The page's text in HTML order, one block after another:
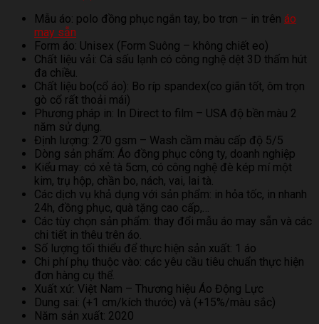
Mẫu áo: polo đồng phục ngắn tay, bo trơn – in trên áo
may sẵn
Form áo: Unisex (Form Suông – không chiết eo)
Chất liệu vải: Cá sấu lạnh có công nghệ dệt 3D thấm hút
đa chiều.
Chất liệu bo(cổ áo): Bo ríp spandex(co giãn tốt, ôm trọn
gò cổ rất thoải mái)
Phương pháp in: In Direct to film – USA độ bền màu 2
năm sử dụng.
Định lượng: 270 gsm – Wash cầm màu cấp độ 5/5
Dòng sản phẩm: Áo đồng phục công ty, doanh nghiệp
Kiểu may: có xẻ tà 5cm, có công nghệ đè kép mí một
kim, trụ hộp, chần bo, nách, vai, lai tà.
Các dịch vụ khả dụng với sản phẩm: in hỏa tốc, in nhanh
24h, đồng phục, quà tặng cao cấp,…
Các tùy chọn sản phẩm: thay đổi mẫu áo may sẵn và các
chi tiết in thêu trên áo.
Số lượng tối thiểu để thực hiện sản xuất: 1 áo
Chi phí phụ thuộc vào: các yêu cầu tiêu chuẩn thực hiện
đơn hàng cụ thể.
Xuất xứ: Việt Nam – Thương hiệu Áo Động Lực
Dung sai: (+1 cm/kích thước) và (+15%/màu sắc)
Năm sản xuất: 2020